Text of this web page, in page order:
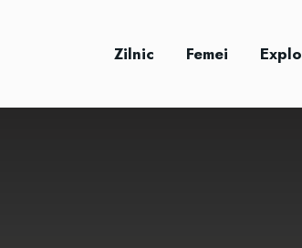
Zilnic Femei Explo